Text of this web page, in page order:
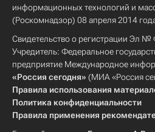
информационных технологий и
(Роскомнадзор) 08 апреля 2014
Свидетельство о регистрации Эл
Учредитель: Федеральное
предприятие Международное
«Россия сегодня» (МИА «Россия
Правила использования
Политика конфиденциальности
Правила применения